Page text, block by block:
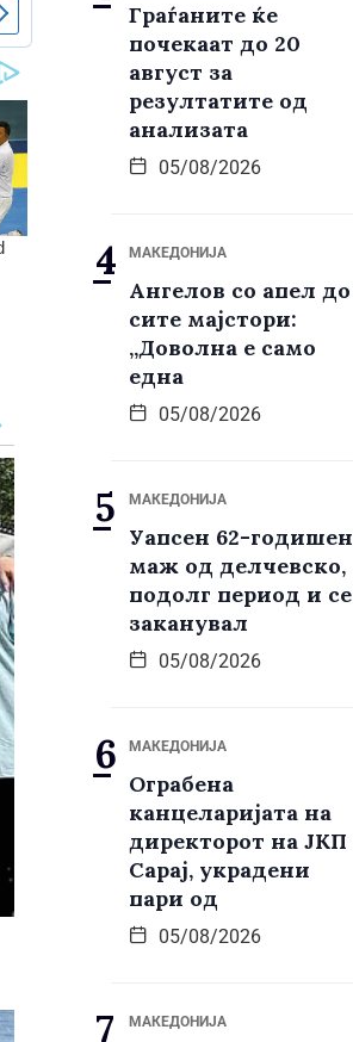
Граѓаните ќе
почекаат до 20
август за
резултатите од
анализата
05/08/2026
МАКЕДОНИЈА
Ангелов со апел до
сите мајстори:
„Доволна е само
една
05/08/2026
МАКЕДОНИЈА
Уапсен 62-годишен
маж од делчевско,
подолг период и се
заканувал
05/08/2026
МАКЕДОНИЈА
Ограбена
канцеларијата на
директорот на ЈКП
Сарај, украдени
пари од
05/08/2026
МАКЕДОНИЈА